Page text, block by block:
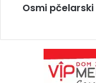
Osmi